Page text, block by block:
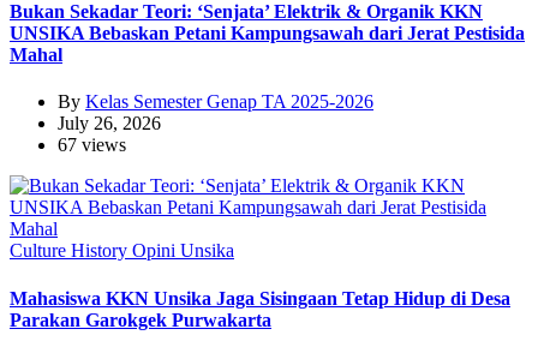
Bukan Sekadar Teori: ‘Senjata’ Elektrik & Organik KKN
UNSIKA Bebaskan Petani Kampungsawah dari Jerat Pestisida
Mahal
By Kelas Semester Genap TA 2025-2026
July 26, 2026
67 views
Culture History Opini Unsika
Mahasiswa KKN Unsika Jaga Sisingaan Tetap Hidup di Desa
Parakan Garokgek Purwakarta